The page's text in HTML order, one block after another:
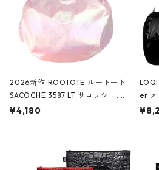
2026新作 ROOTOTE ルートート
SACOCHE 3587 LT.サコッシュ.ル
ミエ-B ショルダーバッグ グロスピ
¥4,180
er メ
ボス
ア/